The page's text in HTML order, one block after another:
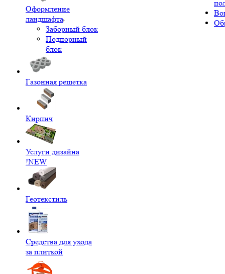
Оформление
ландшафта
Заборный блок
Подпорный
блок
Газонная решетка
Кирпич
Услуги дизайна
!NEW
Геотекстиль
Средства для ухода
за плиткой